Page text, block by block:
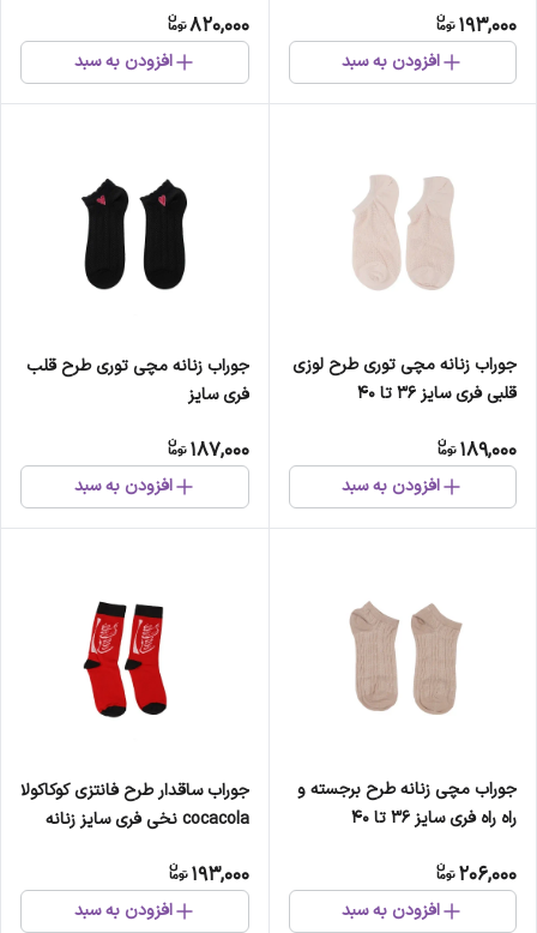
193,000
افزودن به سبد
820,000
افزودن به سبد
جوراب زنانه مچی توری طرح لوزی
قلبی فری سایز 36 تا 40
189,000
افزودن به سبد
جوراب زنانه مچی توری طرح قلب
فری سایز
187,000
افزودن به سبد
جوراب مچی زنانه طرح برجسته و
راه راه فری سایز 36 تا 40
206,000
افزودن به سبد
جوراب ساقدار طرح فانتزی کوکاکولا
cocacola نخی فری سایز زنانه
193,000
افزودن به سبد